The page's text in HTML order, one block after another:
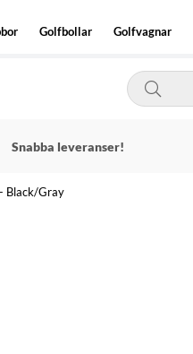
Golfbollar Golfvagnar
Snabba leveranser!
Black/Gray